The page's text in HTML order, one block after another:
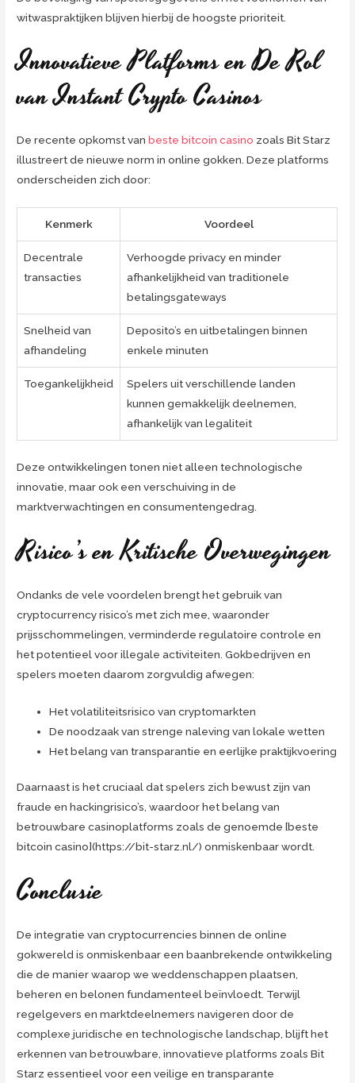
witwaspraktijken blijven hierbij de hoogste prioriteit.
Innovatieve Platforms en De Rol
van Instant Crypto Casinos
De recente opkomst vanbeste bitcoin casino zoals Bit Starz
illustreert de nieuwe norm in online gokken. Deze platforms
onderscheiden zich door:
Kenmerk Voordeel
Decentrale
transacties
Verhoogde privacy en minder
afhankelijkheid van traditionele
betalingsgateways
Snelheid van
afhandeling
Deposito’s en uitbetalingen binnen
enkele minuten
Toegankelijkheid
Spelers uit verschillende landen
kunnen gemakkelijk deelnemen,
afhankelijk van legaliteit
Deze ontwikkelingen tonen niet alleen technologische
innovatie, maar ook een verschuiving in de
marktverwachtingen en consumentengedrag.
Risico’s en Kritische Overwegingen
Ondanks de vele voordelen brengt het gebruik van
cryptocurrency risico’s met zich mee, waaronder
prijsschommelingen, verminderde regulatoire controle en
het potentieel voor illegale activiteiten. Gokbedrijven en
spelers moeten daarom zorgvuldig afwegen:
Het volatiliteitsrisico van cryptomarkten
De noodzaak van strenge naleving van lokale wetten
Het belang van transparantie en eerlijke praktijkvoering
Daarnaast is het cruciaal dat spelers zich bewust zijn van
fraude en hackingrisico’s, waardoor het belang van
betrouwbare casinoplatforms zoals de genoemde [beste
bitcoin casino](https://bit-starz.nl/) onmiskenbaar wordt.
Conclusie
De integratie van cryptocurrencies binnen de online
gokwereld is onmiskenbaar een baanbrekende ontwikkeling
die de manier waarop we weddenschappen plaatsen,
beheren en belonen fundamenteel beïnvloedt. Terwijl
regelgevers en marktdeelnemers navigeren door de
complexe juridische en technologische landschap, blijft het
erkennen van betrouwbare, innovatieve platforms zoals Bit
Starz essentieel voor een veilige en transparante